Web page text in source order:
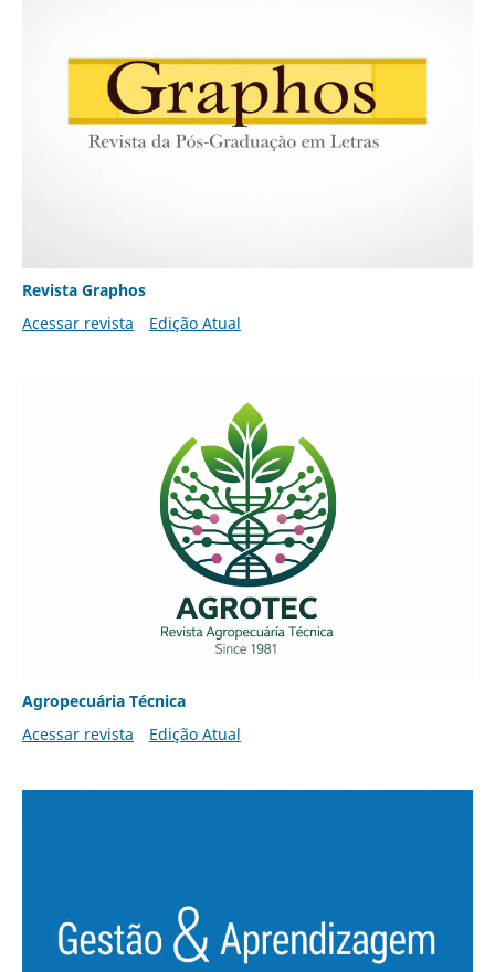
Revista Graphos
Acessar revista
Edição Atual
Agropecuária Técnica
Acessar revista
Edição Atual